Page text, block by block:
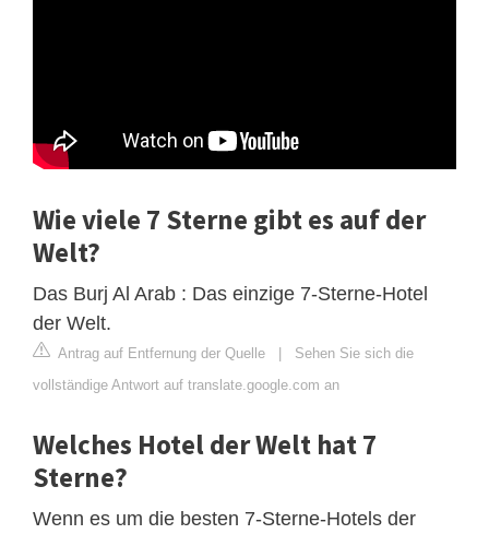
Wie viele 7 Sterne gibt es auf der
Welt?
Das Burj Al Arab : Das einzige 7-Sterne-Hotel
der Welt.
Antrag auf Entfernung der Quelle | Sehen Sie sich die
vollständige Antwort auf translate.google.com an
Welches Hotel der Welt hat 7
Sterne?
Wenn es um die besten 7-Sterne-Hotels der